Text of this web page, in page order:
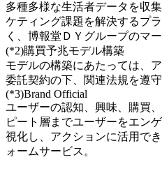
多種多様な生活者データを収
ケティング課題を解決するプ
く、博報堂ＤＹグループのマ
(*2)購買予兆モデル構築
モデルの構築にあたっては、
委託契約の下、関連法規を遵
(*3)Brand Official
ユーザーの認知、興味、購買
ピート層までユーザーをエン
視化し、アクションに活用で
ォームサービス。